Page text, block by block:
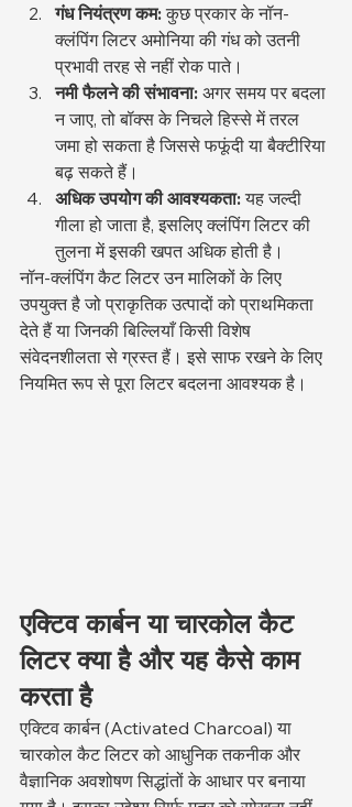
गंध नियंत्रण कम: कुछ प्रकार के नॉन-
क्लंपिंग लिटर अमोनिया की गंध को उतनी
प्रभावी तरह से नहीं रोक पाते।
नमी फैलने की संभावना: अगर समय पर बदला
न जाए, तो बॉक्स के निचले हिस्से में तरल
जमा हो सकता है जिससे फफूंदी या बैक्टीरिया
बढ़ सकते हैं।
अधिक उपयोग की आवश्यकता: यह जल्दी
गीला हो जाता है, इसलिए क्लंपिंग लिटर की
तुलना में इसकी खपत अधिक होती है।
नॉन-क्लंपिंग कैट लिटर उन मालिकों के लिए
उपयुक्त है जो प्राकृतिक उत्पादों को प्राथमिकता
देते हैं या जिनकी बिल्लियाँ किसी विशेष
संवेदनशीलता से ग्रस्त हैं। इसे साफ रखने के लिए
नियमित रूप से पूरा लिटर बदलना आवश्यक है।
एक्टिव कार्बन या चारकोल कैट
लिटर क्या है और यह कैसे काम
करता है
एक्टिव कार्बन (Activated Charcoal) या
चारकोल कैट लिटर को आधुनिक तकनीक और
वैज्ञानिक अवशोषण सिद्धांतों के आधार पर बनाया